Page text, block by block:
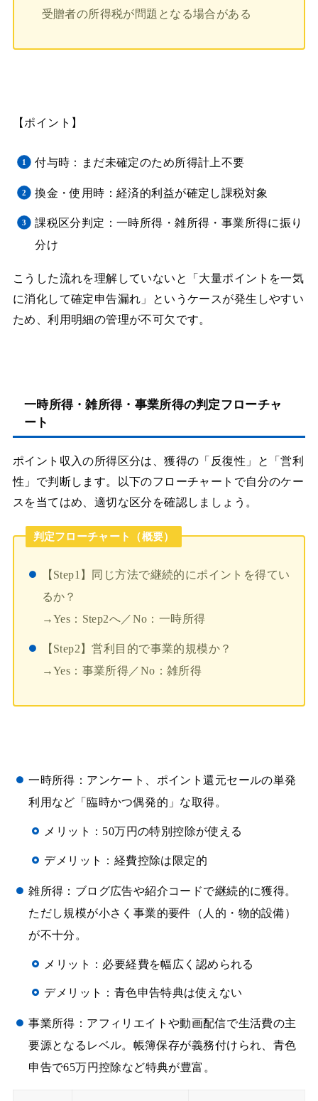
受贈者の所得税が問題となる場合がある
【ポイント】
付与時：まだ未確定のため所得計上不要
換金・使用時：経済的利益が確定し課税対象
課税区分判定：一時所得・雑所得・事業所得に振り
分け
こうした流れを理解していないと「大量ポイントを一気
に消化して確定申告漏れ」というケースが発生しやすい
ため、利用明細の管理が不可欠です。
一時所得・雑所得・事業所得の判定フローチャ
ート
ポイント収入の所得区分は、獲得の「反復性」と「営利
性」で判断します。以下のフローチャートで自分のケー
スを当てはめ、適切な区分を確認しましょう。
判定フローチャート（概要）
【Step1】同じ方法で継続的にポイントを得てい
るか？
→Yes：Step2へ／No：一時所得
【Step2】営利目的で事業的規模か？
→Yes：事業所得／No：雑所得
一時所得：アンケート、ポイント還元セールの単発
利用など「臨時かつ偶発的」な取得。
メリット：50万円の特別控除が使える
デメリット：経費控除は限定的
雑所得：ブログ広告や紹介コードで継続的に獲得。
ただし規模が小さく事業的要件（人的・物的設備）
が不十分。
メリット：必要経費を幅広く認められる
デメリット：青色申告特典は使えない
事業所得：アフィリエイトや動画配信で生活費の主
要源となるレベル。帳簿保存が義務付けられ、青色
申告で65万円控除など特典が豊富。